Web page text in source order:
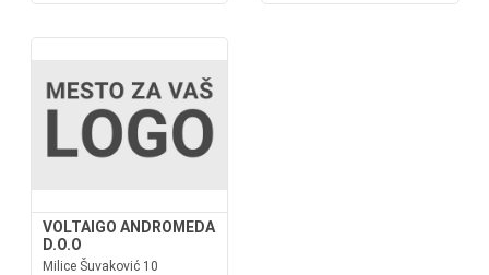
VOLTAIGO ANDROMEDA
D.O.O
Milice Šuvaković 10